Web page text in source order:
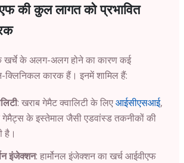
की कुल लागत को प्रभावित
खर्चे के अलग-अलग होने का कारण कई
​​कारक हैं। इनमें शामिल हैं:
: खराब गेमैट क्वालिटी के लिएआईसीएसआई,
गेमैट्स के इस्तेमाल जैसी एडवांस्ड तकनीकों की
है।
इंजेक्शन: हार्मोनल इंजेक्शन का खर्च आईवीएफ